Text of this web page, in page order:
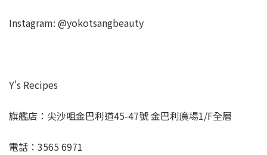
Instagram: @yokotsangbeauty
Y's Recipes
旗艦店：尖沙咀金巴利道45-47號 金巴利廣場1/F全層
電話：3565 6971